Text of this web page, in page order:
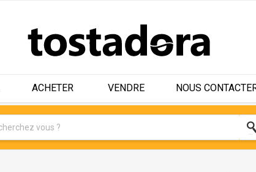
ACHETER VENDRE NOUS